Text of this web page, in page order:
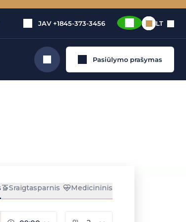
JAV +1845-373-3456 LT
Ieškoti Pasiūlymo prašymas